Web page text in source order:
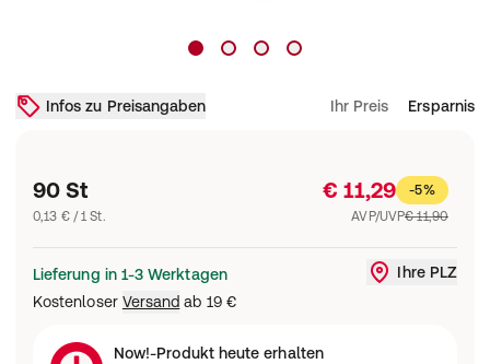
Infos zu Preisangaben Ihr Preis Ersparnis
90 St
0,13 € / 1 St.
€ 11,29
-5%
AVP/UVP€ 11,90
Lieferung in 1-3 Werktagen
Kostenloser Versand ab 19 €
Ihre PLZ
Now!-Produkt heute erhalten